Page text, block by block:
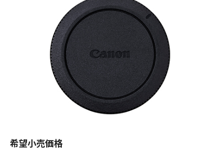
希望小売価格